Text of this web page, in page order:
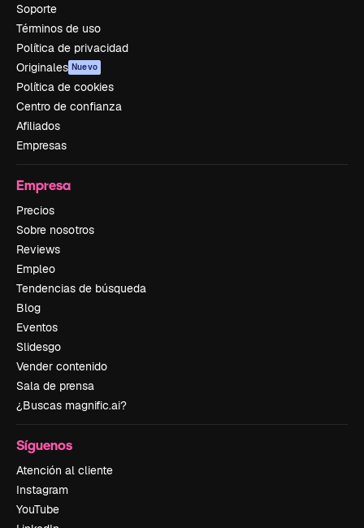
Soporte
Términos de uso
Política de privacidad
Originales Nuevo
Política de cookies
Centro de confianza
Afiliados
Empresas
Empresa
Precios
Sobre nosotros
Reviews
Empleo
Tendencias de búsqueda
Blog
Eventos
Slidesgo
Vender contenido
Sala de prensa
¿Buscas magnific.ai?
Síguenos
Atención al cliente
Instagram
YouTube